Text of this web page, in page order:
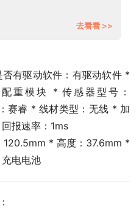
去看看 >>
有驱动软件：有驱动软件 *
重模块 * 传感器型号：
赛睿 * 线材类型：无线 * 加
报速率：1ms
* 高度：37.6mm *
电电池